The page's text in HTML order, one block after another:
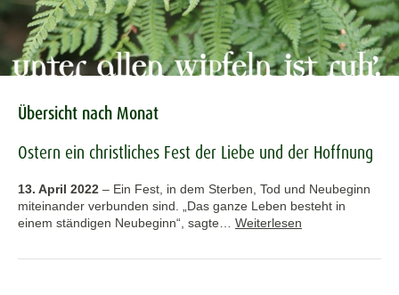
Übersicht nach Monat
Ostern ein christliches Fest der Liebe und der Hoffnung
13. April 2022 – Ein Fest, in dem Sterben, Tod und Neubeginn
miteinander verbunden sind. „Das ganze Leben besteht in
einem ständigen Neubeginn“, sagte… Weiterlesen